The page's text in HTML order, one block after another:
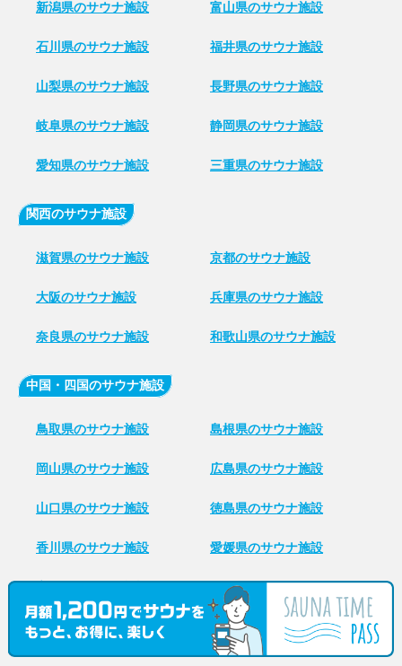
新潟県のサウナ施設 富山県のサウナ施設
石川県のサウナ施設 福井県のサウナ施設
山梨県のサウナ施設 長野県のサウナ施設
岐阜県のサウナ施設 静岡県のサウナ施設
愛知県のサウナ施設 三重県のサウナ施設
関西のサウナ施設
滋賀県のサウナ施設 京都のサウナ施設
大阪のサウナ施設 兵庫県のサウナ施設
奈良県のサウナ施設 和歌山県のサウナ施設
中国・四国のサウナ施設
鳥取県のサウナ施設 島根県のサウナ施設
岡山県のサウナ施設 広島県のサウナ施設
山口県のサウナ施設 徳島県のサウナ施設
香川県のサウナ施設 愛媛県のサウナ施設
九州・沖縄のサウナ施設